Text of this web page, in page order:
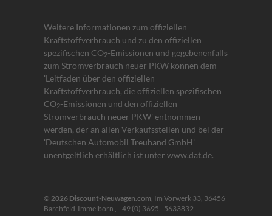
Weitere Informationen zum offiziellen
Kraftstoffverbrauch und zu den offiziellen
spezifischen CO2-Emissionen und gegebenenfalls
zum Stromverbrauch neuer PKW können dem
'Leitfaden über den offiziellen
Kraftstoffverbrauch, die offiziellen spezifischen
CO2-Emissionen und den offiziellen
Stromverbrauch neuer PKW' entnommen
werden, der an allen Verkaufsstellen und bei der
'Deutschen Automobil Treuhand GmbH'
unentgeltlich erhältlich ist unter www.dat.de.
© 2026 Discount-Neuwagen.com Im Vorwerk 33 36456
Barchfeld-Immelborn , +49 (0) 3695 - 5633832